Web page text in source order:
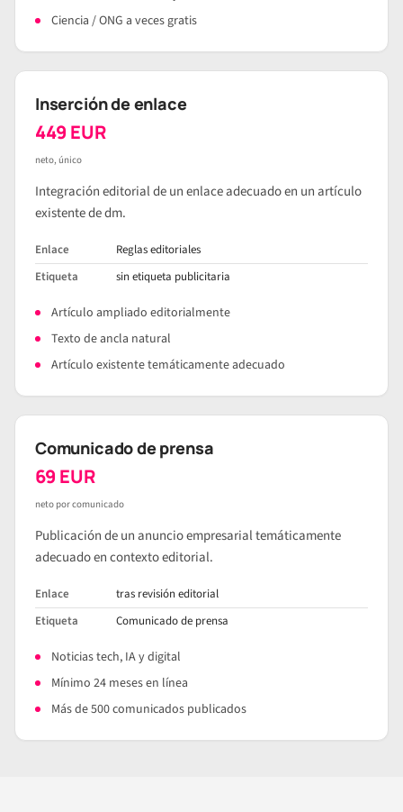
Ciencia / ONG a veces gratis
Inserción de enlace
449 EUR
neto, único
Integración editorial de un enlace adecuado en un artículo
existente de dm.
Enlace
Reglas editoriales
Etiqueta
sin etiqueta publicitaria
Artículo ampliado editorialmente
Texto de ancla natural
Artículo existente temáticamente adecuado
Comunicado de prensa
69 EUR
neto por comunicado
Publicación de un anuncio empresarial temáticamente
adecuado en contexto editorial.
Enlace
tras revisión editorial
Etiqueta
Comunicado de prensa
Noticias tech, IA y digital
Mínimo 24 meses en línea
Más de 500 comunicados publicados